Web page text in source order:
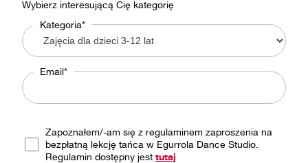
Wybierz interesującą Cię kategorię
Kategoria*
Email*
Zapoznałem/-am się z regulaminem zaproszenia na
bezpłatną lekcję tańca w Egurrola Dance Studio.
Regulamin dostępny jest tutaj